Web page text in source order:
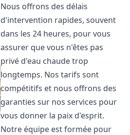
Nous offrons des délais
d'intervention rapides, souvent
dans les 24 heures, pour vous
assurer que vous n'êtes pas
privé d'eau chaude trop
longtemps. Nos tarifs sont
compétitifs et nous offrons des
garanties sur nos services pour
vous donner la paix d'esprit.
Notre équipe est formée pour